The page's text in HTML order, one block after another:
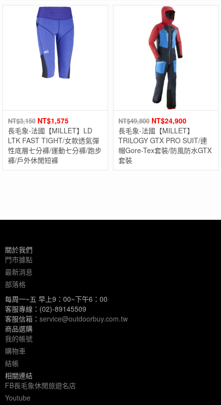
NT$3,150 NT$1,575
長毛象-法國【MILLET】LD
LTK FAST TIGHT/女款透氣彈
性底層七分褲/運動七分褲/跑步
褲/戶外休閒短褲
NT$49,800 NT$24,900
長毛象-法國【MILLET】
TRILOGY GTX PRO SUIT/連
帽Gore-Tex套裝/防風防水GTX
套裝
關於我們
門市據點
最新消息
部落格
每周一~五 早上9：00~下午6：00
客服專線：(02)-89145509
客服信箱： service@outdoorbuy.com.tw
商品選購
我的帳號
購物車
結帳
相關連結
FB長毛象休閒旅遊名店
Youtube